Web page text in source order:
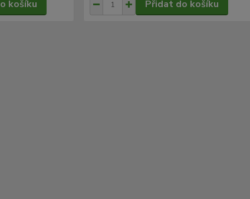
košíku Přidat do košíku